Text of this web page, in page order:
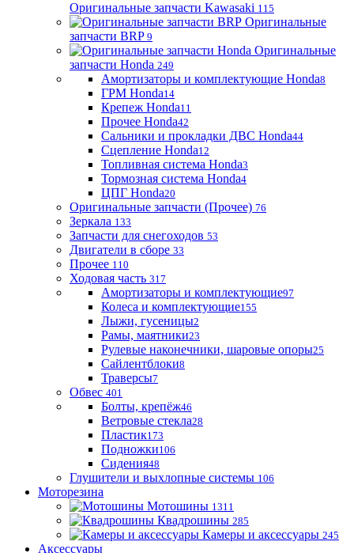
Оригинальные запчасти Kawasaki 115
Оригинальные
запчасти BRP 9
Оригинальные
запчасти Honda 249
Амортизаторы и комплектующие Honda8
ГРМ Honda14
Крепеж Honda11
Прочее Honda42
Сальники и прокладки ДВС Honda44
Сцепление Honda12
Топливная система Honda3
Тормозная система Honda4
ЦПГ Honda20
Оригинальные запчасти (Прочее) 76
Зеркала 133
Запчасти для снегоходов 53
Двигатели в сборе 33
Прочее 110
Ходовая часть 317
Амортизаторы и комплектующие97
Колеса и комплектующие155
Лыжи, гусеницы2
Рамы, маятники23
Рулевые наконечники, шаровые опоры25
Сайлентблоки8
Траверсы7
Обвес 401
Болты, крепёж46
Ветровые стекла28
Пластик173
Подножки106
Сидения48
Глушители и выхлопные системы 106
Моторезина
Мотошины 1311
Квадрошины 285
Камеры и аксессуары 245
Аксессуары